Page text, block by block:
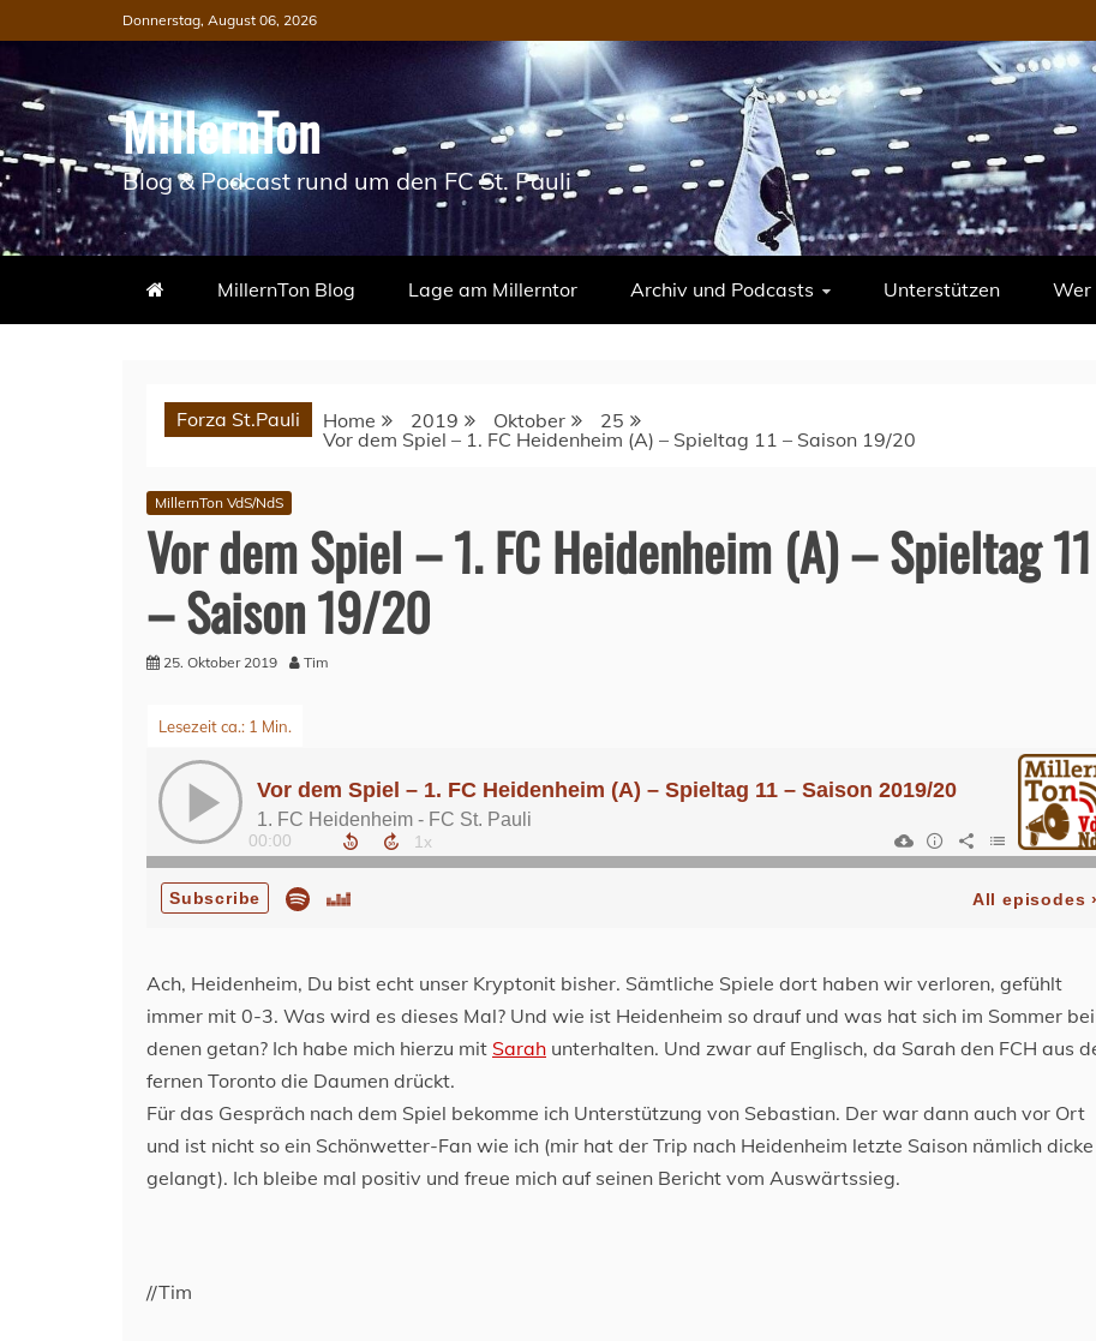
to
content
Donnerstag, August 06, 2026
MillernTon
Blog & Podcast rund um den FC St. Pauli
MillernTon Blog Lage am Millerntor Archiv und Podcasts Unterstützen Wer
Forza St.Pauli Home 2019 Oktober
25
Vor dem Spiel – 1. FC Heidenheim (A) – Spieltag 11 – Saison 19/20
MillernTon VdS/NdS
Vor dem Spiel – 1. FC Heidenheim (A) – Spieltag 11
– Saison 19/20
25. Oktober 2019 Tim
Ach, Heidenheim, Du bist echt unser Kryptonit bisher. Sämtliche Spiele dort haben wir verloren, gefühlt
immer mit 0-3. Was wird es dieses Mal? Und wie ist Heidenheim so drauf und was hat sich im Sommer bei
denen getan? Ich habe mich hierzu mit Sarah unterhalten. Und zwar auf Englisch, da Sarah den FCH aus
fernen Toronto die Daumen drückt.
Für das Gespräch nach dem Spiel bekomme ich Unterstützung von Sebastian. Der war dann auch vor Ort
und ist nicht so ein Schönwetter-Fan wie ich (mir hat der Trip nach Heidenheim letzte Saison nämlich dicke
gelangt). Ich bleibe mal positiv und freue mich auf seinen Bericht vom Auswärtssieg.
//Tim